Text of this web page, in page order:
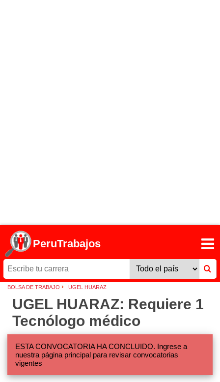
PeruTrabajos
BOLSA DE TRABAJO › UGEL HUARAZ
UGEL HUARAZ: Requiere 1
Tecnólogo médico
ESTA CONVOCATORIA HA CONCLUIDO. Ingrese a
nuestra página principal para revisar convocatorias
vigentes